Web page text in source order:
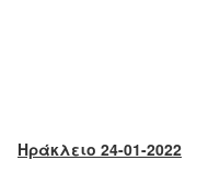
Ηράκλειο 24-01-2022